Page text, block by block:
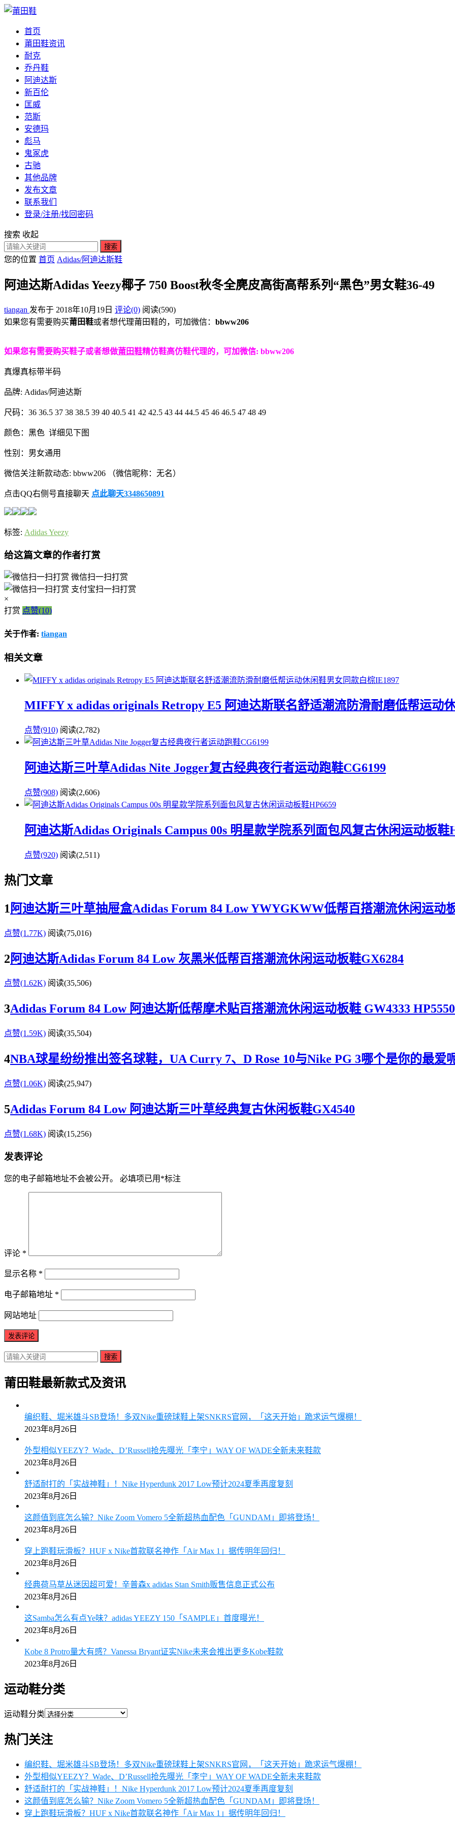
首页
莆田鞋资讯
耐克
乔丹鞋
阿迪达斯
新百伦
匡威
范斯
安德玛
彪马
鬼冢虎
古驰
其他品牌
发布文章
联系我们
登录/注册/找回密码
搜索 收起
搜索
您的位置 首页 Adidas/阿迪达斯鞋
阿迪达斯Adidas Yeezy椰子 750 Boost秋冬全麂皮高街高帮系列“黑色”男女鞋36-49
tiangan 发布于 2018年10月19日 评论(0) 阅读(590)
如果您有需要购买莆田鞋或者想代理莆田鞋的，可加微信： bbww206
如果您有需要购买鞋子或者想做莆田鞋精仿鞋高仿鞋代理的，可加微信: bbww206
真爆真标带半码
品牌: Adidas/阿迪达斯
尺码：36 36.5 37 38 38.5 39 40 40.5 41 42 42.5 43 44 44.5 45 46 46.5 47 48 49
颜色：黑色 详细见下图
性别：男女通用
微信关注新款动态: bbww206 （微信昵称：无名）
点击QQ右侧号直接聊天 点此聊天3348650891
标签: Adidas Yeezy
给这篇文章的作者打赏
微信扫一扫打赏
支付宝扫一扫打赏
×
打赏 点赞(10)
关于作者: tiangan
相关文章
MIFFY x adidas originals Retropy E5 阿迪达斯联名舒适潮流防滑耐磨低帮运动
点赞(910) 阅读(2,782)
阿迪达斯三叶草Adidas Nite Jogger复古经典夜行者运动跑鞋CG6199
点赞(908) 阅读(2,606)
阿迪达斯Adidas Originals Campus 00s 明星款学院系列面包风复古休闲运动板鞋
点赞(920) 阅读(2,511)
热门文章
1 阿迪达斯三叶草抽屉盒Adidas Forum 84 Low YWYGKWW低帮百搭潮流休闲运动
点赞(1.77K) 阅读(75,016)
2阿迪达斯Adidas Forum 84 Low 灰黑米低帮百搭潮流休闲运动板鞋GX6284
点赞(1.62K) 阅读(35,506)
3Adidas Forum 84 Low 阿迪达斯低帮摩术贴百搭潮流休闲运动板鞋 GW4333 HP5550
点赞(1.59K) 阅读(35,504)
4NBA球星纷纷推出签名球鞋，UA Curry 7、D Rose 10与Nike PG 3哪个是你的最爱
点赞(1.06K) 阅读(25,947)
5Adidas Forum 84 Low 阿迪达斯三叶草经典复古休闲板鞋GX4540
点赞(1.68K) 阅读(15,256)
发表评论
您的电子邮箱地址不会被公开。 必填项已用 *标注
评论 *
显示名称 *
电子邮箱地址 *
网站地址
搜索
莆田鞋最新款式及资讯
编织鞋、堀米雄斗SB登场！多双Nike重磅球鞋上架SNKRS官网，「这天开始」跪求运气爆棚！
2023年8月26日
外型相似YEEZY？Wade、D’Russell抢先曝光「李宁」WAY OF WADE全新未来鞋款
2023年8月26日
舒适耐打的「实战神鞋」！Nike Hyperdunk 2017 Low预计2024夏季再度复刻
2023年8月26日
这颜值到底怎么输？Nike Zoom Vomero 5全新超热血配色「GUNDAM」即将登场！
2023年8月26日
穿上跑鞋玩滑板？HUF x Nike首款联名神作「Air Max 1」据传明年回归！
2023年8月26日
经典荷马草丛迷因超可爱！辛普森x adidas Stan Smith贩售信息正式公布
2023年8月26日
这Samba怎么有点Ye味？adidas YEEZY 150「SAMPLE」首度曝光！
2023年8月26日
Kobe 8 Protro量大有感？Vanessa Bryant证实Nike未来会推出更多Kobe鞋款
2023年8月26日
运动鞋分类
运动鞋分类
热门关注
编织鞋、堀米雄斗SB登场！多双Nike重磅球鞋上架SNKRS官网，「这天开始」跪求运气爆棚！
外型相似YEEZY？Wade、D’Russell抢先曝光「李宁」WAY OF WADE全新未来鞋款
舒适耐打的「实战神鞋」！Nike Hyperdunk 2017 Low预计2024夏季再度复刻
这颜值到底怎么输？Nike Zoom Vomero 5全新超热血配色「GUNDAM」即将登场！
穿上跑鞋玩滑板？HUF x Nike首款联名神作「Air Max 1」据传明年回归！